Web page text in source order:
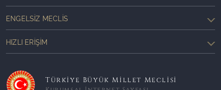
ENGELSIZ MECLIS
HIZLI ERIŞIM
Türkiye Büyük Millet Meclisi